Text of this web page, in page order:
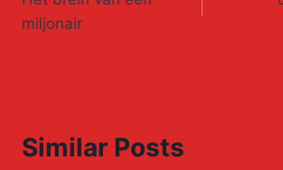
navigation
miljonair
Similar Posts